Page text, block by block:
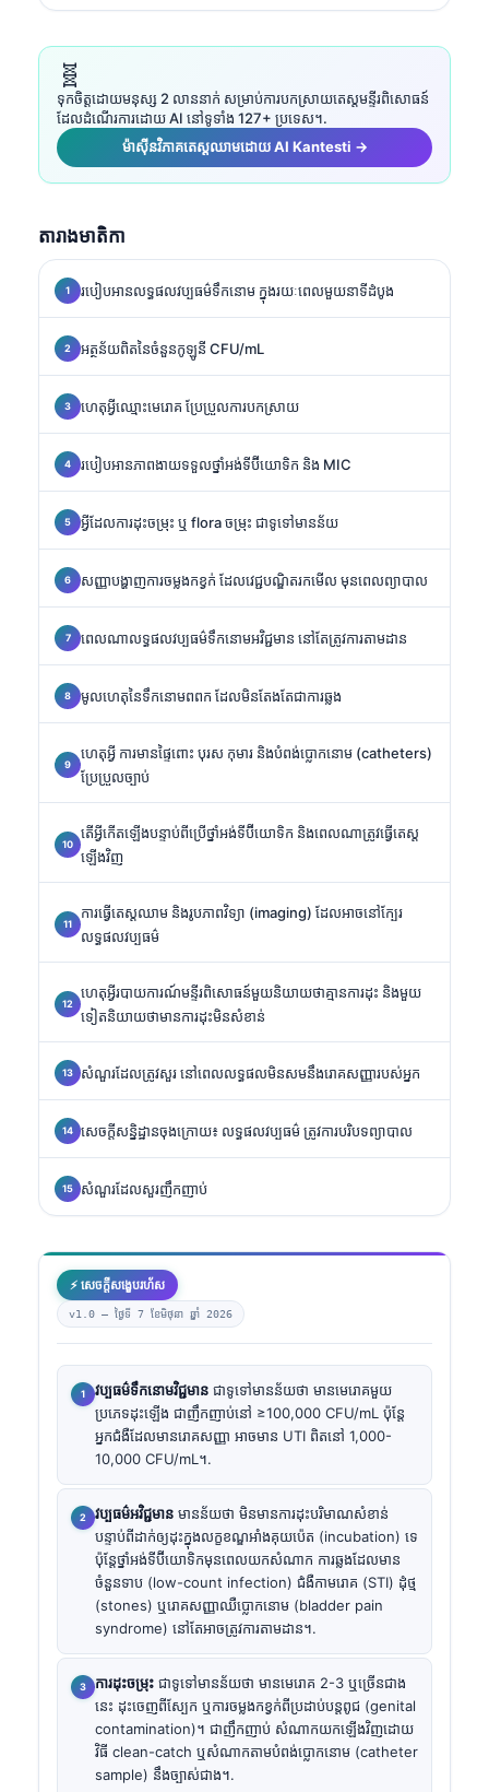
standardization) និងការវិភាគវេជ្ជសាស្ត្រមន្ទីរពិសោធន៍ដែលជួយ
🧬
ទុកចិត្តដោយមនុស្ស 2 លាននាក់ សម្រាប់ការបកស្រាយតេស្តមន្ទីរពិសោធន៍
ដែលដំណើរការដោយ AI នៅទូទាំង 127+ ប្រទេស។.
ម៉ាស៊ីនវិភាគតេស្តឈាមដោយ AI Kantesti →
តារាងមាតិកា
របៀបអានលទ្ធផលវប្បធម៌ទឹកនោម ក្នុងរយៈពេលមួយនាទីដំបូង
អត្ថន័យពិតនៃចំនួនកូឡូនី CFU/mL
ហេតុអ្វីឈ្មោះមេរោគ ប្រែប្រួលការបកស្រាយ
របៀបអានភាពងាយទទួលថ្នាំអង់ទីប៊ីយោទិក និង MIC
អ្វីដែលការដុះចម្រុះ ឬ flora ចម្រុះ ជាទូទៅមានន័យ
សញ្ញាបង្ហាញការចម្លងកខ្វក់ ដែលវេជ្ជបណ្ឌិតរកមើល មុនពេលព្យាបាល
ពេលណាលទ្ធផលវប្បធម៌ទឹកនោមអវិជ្ជមាន នៅតែត្រូវការតាមដាន
មូលហេតុនៃទឹកនោមពពក ដែលមិនតែងតែជាការឆ្លង
ហេតុអ្វី ការមានផ្ទៃពោះ បុរស កុមារ និងបំពង់ប្លោកនោម (catheters)
ប្រែប្រួលច្បាប់
តើអ្វីកើតឡើងបន្ទាប់ពីប្រើថ្នាំអង់ទីប៊ីយោទិក និងពេលណាត្រូវធ្វើតេស្ត
ឡើងវិញ
ការធ្វើតេស្តឈាម និងរូបភាពវិទ្យា (imaging) ដែលអាចនៅក្បែរ
លទ្ធផលវប្បធម៌
ហេតុអ្វីរបាយការណ៍មន្ទីរពិសោធន៍មួយនិយាយថាគ្មានការដុះ និងមួយ
ទៀតនិយាយថាមានការដុះមិនសំខាន់
សំណួរដែលត្រូវសួរ នៅពេលលទ្ធផលមិនសមនឹងរោគសញ្ញារបស់អ្នក
សេចក្តីសន្និដ្ឋានចុងក្រោយ៖ លទ្ធផលវប្បធម៌ ត្រូវការបរិបទព្យាបាល
សំណួរដែលសួរញឹកញាប់
⚡ សេចក្តីសង្ខេបរហ័ស
v1.0 — ថ្ងៃទី 7 ខែមិថុនា ឆ្នាំ 2026
វប្បធម៌ទឹកនោមវិជ្ជមាន ជាទូទៅមានន័យថា មានមេរោគមួយ
ប្រភេទដុះឡើង ជាញឹកញាប់នៅ ≥100,000 CFU/mL ប៉ុន្តែ
អ្នកជំងឺដែលមានរោគសញ្ញា អាចមាន UTI ពិតនៅ 1,000-
10,000 CFU/mL។.
វប្បធម៌អវិជ្ជមាន មានន័យថា មិនមានការដុះបរិមាណសំខាន់
បន្ទាប់ពីដាក់ឲ្យដុះក្នុងលក្ខខណ្ឌអាំងគុយប៉េត (incubation) ទេ
ប៉ុន្តែថ្នាំអង់ទីប៊ីយោទិកមុនពេលយកសំណាក ការឆ្លងដែលមាន
ចំនួនទាប (low-count infection) ជំងឺកាមរោគ (STI) ដុំថ្ម
(stones) ឬរោគសញ្ញាឈឺប្លោកនោម (bladder pain
syndrome) នៅតែអាចត្រូវការតាមដាន។.
ការដុះចម្រុះ ជាទូទៅមានន័យថា មានមេរោគ 2-3 ឬច្រើនជាង
នេះ ដុះចេញពីស្បែក ឬការចម្លងកខ្វក់ពីប្រដាប់បន្តពូជ (genital
contamination)។ ជាញឹកញាប់ សំណាកយកឡើងវិញដោយ
វិធី clean-catch ឬសំណាកតាមបំពង់ប្លោកនោម (catheter
sample) នឹងច្បាស់ជាង។.